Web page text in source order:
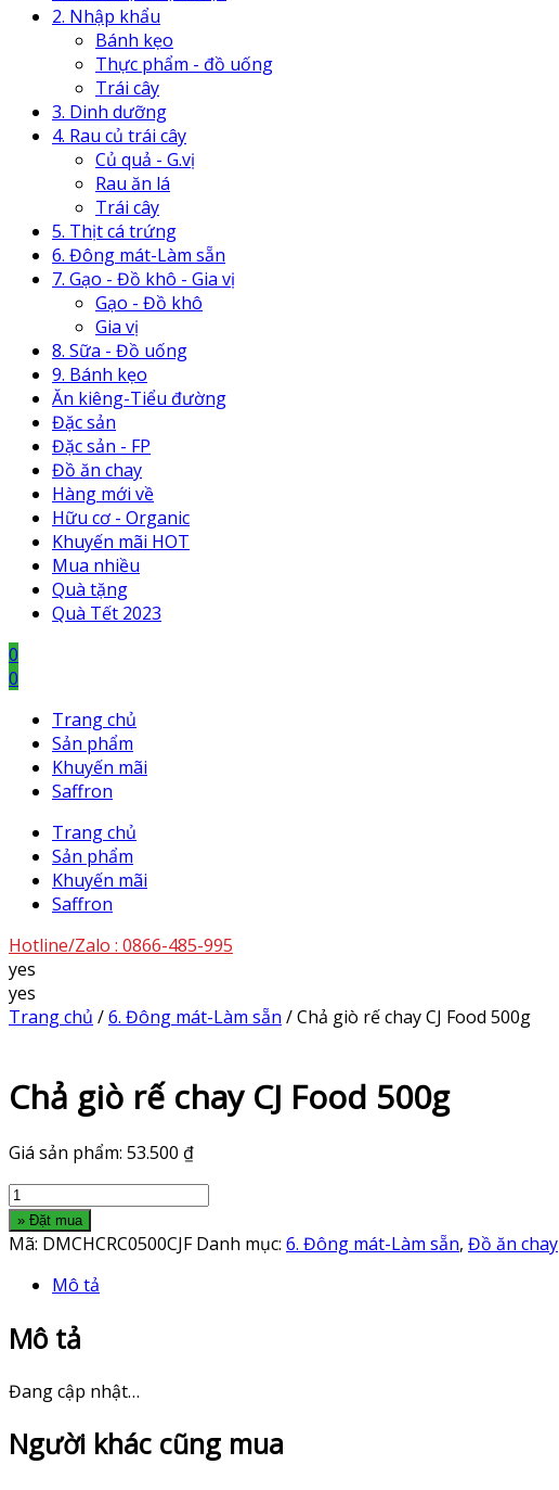
2. Nhập khẩu
Bánh kẹo
Thực phẩm - đồ uống
Trái cây
3. Dinh dưỡng
4. Rau củ trái cây
Củ quả - G.vị
Rau ăn lá
Trái cây
5. Thịt cá trứng
6. Đông mát-Làm sẵn
7. Gạo - Đồ khô - Gia vị
Gạo - Đồ khô
Gia vị
8. Sữa - Đồ uống
9. Bánh kẹo
Ăn kiêng-Tiểu đường
Đặc sản
Đặc sản - FP
Đồ ăn chay
Hàng mới về
Hữu cơ - Organic
Khuyến mãi HOT
Mua nhiều
Quà tặng
Quà Tết 2023
0
0
Trang chủ
Sản phẩm
Khuyến mãi
Saffron
Trang chủ
Sản phẩm
Khuyến mãi
Saffron
Hotline/Zalo : 0866-485-995
yes
yes
Trang chủ /6. Đông mát-Làm sẵn / Chả giò rế chay CJ Food 500g
Chả giò rế chay CJ Food 500g
Giá sản phẩm: 53.500 ₫
Chả
giò
rế
500g
lượng
» Đặt mua
Mã: DMCHCRC0500CJF Danh mục: 6. Đông mát-Làm sẵn, Đồ ăn chay
Mô tả
Mô tả
Đang cập nhật…
Người khác cũng mua